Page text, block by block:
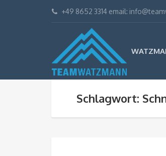
+49 8652 3314 email:
Schlagwort: